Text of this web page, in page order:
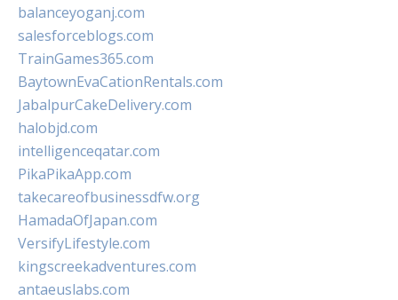
balanceyoganj.com
salesforceblogs.com
TrainGames365.com
BaytownEvaCationRentals.com
JabalpurCakeDelivery.com
halobjd.com
intelligenceqatar.com
PikaPikaApp.com
takecareofbusinessdfw.org
HamadaOfJapan.com
VersifyLifestyle.com
kingscreekadventures.com
antaeuslabs.com